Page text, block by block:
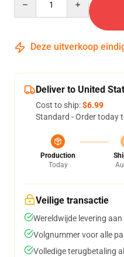
Deze uitverkoop
Deliver to United
Cost to ship:$6.99
Standard - Order today
Production
Today
Veilige transactie
Wereldwijde levering
Volgnummer voor alle
Volledige terugbetaling